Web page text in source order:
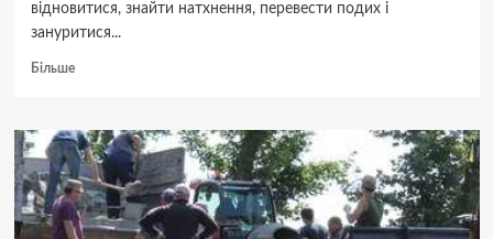
відновитися, знайти натхнення, перевести подих і
зануритися...
БільшеДокладніше
Полтаві
запрацювала
бібліотека
для
ветеранів